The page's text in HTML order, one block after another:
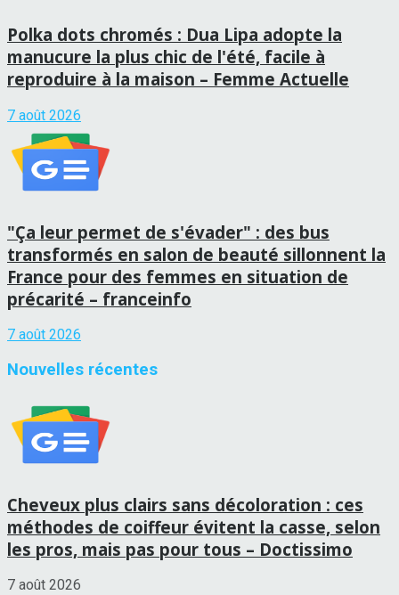
Polka dots chromés : Dua Lipa adopte la
manucure la plus chic de l'été, facile à
reproduire à la maison – Femme Actuelle
7 août 2026
"Ça leur permet de s'évader" : des bus
transformés en salon de beauté sillonnent la
France pour des femmes en situation de
précarité – franceinfo
7 août 2026
Nouvelles récentes
Cheveux plus clairs sans décoloration : ces
méthodes de coiffeur évitent la casse, selon
les pros, mais pas pour tous – Doctissimo
7 août 2026